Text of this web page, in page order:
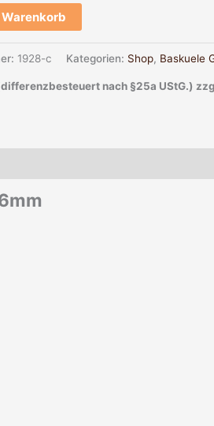
Warenkorb
1928-c Kategorien: Shop, Baskuele
nach §25a UStG.)